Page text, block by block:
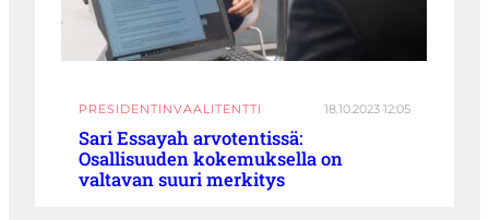
PRESIDENTINVAALITENTTI 18.10.2023 12:05
Sari Essayah arvotentissä:
Osallisuuden kokemuksella on
valtavan suuri merkitys